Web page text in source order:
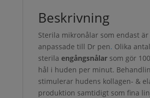
Beskrivning
Sterila mikronålar som endast är
anpassade till Dr pen. Olika antal
sterila engångsnålarsom gör
hål i huden per minut.
stimulerar hudens kollagen- &
produktion samtidigt som fina